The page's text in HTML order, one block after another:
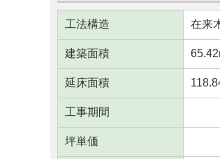
工法構造 在来
建築面積
延床面積
工事期間
坪単価